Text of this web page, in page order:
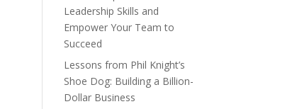
Leadership Skills and
Empower Your Team to
Succeed
Lessons from Phil Knight’s
Shoe Dog: Building a Billion-
Dollar Business